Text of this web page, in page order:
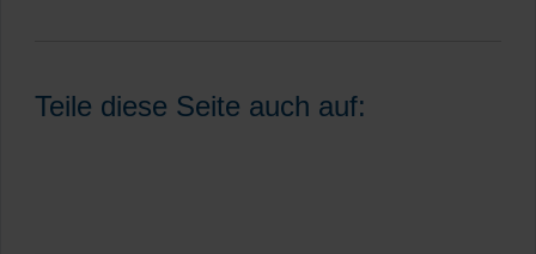
Teile diese Seite auch auf: